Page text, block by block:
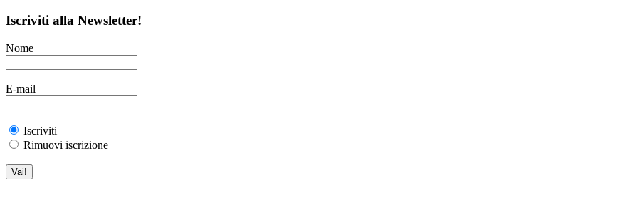
Iscriviti alla Newsletter!
Nome
E-mail
Iscriviti
Rimuovi iscrizione